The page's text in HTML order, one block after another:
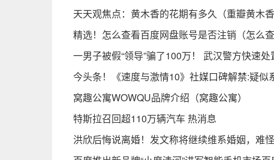
天天观焦点：黄木香的花期有多久（重瓣黄木香
精选！怎么查看百度网盘账号是否注销（怎么查
一男子被假“领导”骗了100万！ 武汉警方快速
今头条！《速度与激情10》社媒口碑解禁:疑似
窝趣公寓WOWQU品牌介绍（窝趣公寓）
特斯拉召回超110万辆汽车 热消息
洪欣后悔说离婚！发文称将继续维系婚姻，难